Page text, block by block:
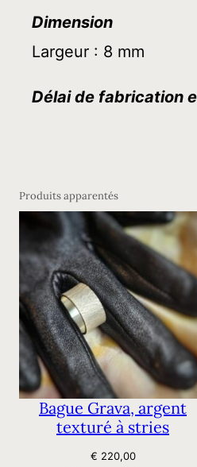
Dimension
Largeur : 8 mm
Délai de fabrication
Produits apparentés
Bague Grava, argent
texturé à stries
€ 220,00